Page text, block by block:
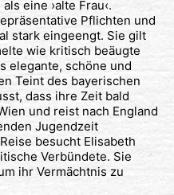
eine ›alte Frau‹.
Pflichten und
stark eingeengt. Sie gilt
wie kritisch beäugte
elegante, schöne und
Teint des bayerischen
dass ihre Zeit bald
und reist nach England
Jugendzeit
besucht Elisabeth
Verbündete. Sie
ihr Vermächtnis zu